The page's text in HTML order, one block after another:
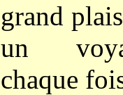
grand
un
chaque